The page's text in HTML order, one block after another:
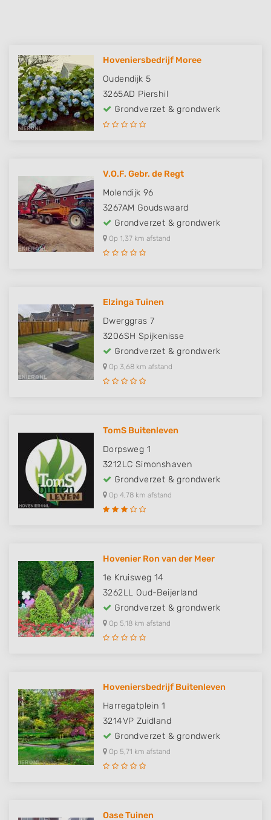
Hoveniersbedrijf Moree
Oudendijk 5
3265AD Piershil
Grondverzet & grondwerk
V.O.F. Gebr. de Regt
Molendijk 96
3267AM Goudswaard
Grondverzet & grondwerk
Op 1,37 km afstand
Elzinga Tuinen
Dwerggras 7
3206SH Spijkenisse
Grondverzet & grondwerk
Op 3,68 km afstand
TomS Buitenleven
Dorpsweg 1
3212LC Simonshaven
Grondverzet & grondwerk
Op 4,78 km afstand
Hovenier Ron van der Meer
1e Kruisweg 14
3262LL Oud-Beijerland
Grondverzet & grondwerk
Op 5,18 km afstand
Hoveniersbedrijf Buitenleven
Harregatplein 1
3214VP Zuidland
Grondverzet & grondwerk
Op 5,71 km afstand
Oase Tuinen